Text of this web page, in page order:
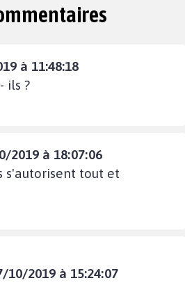
à 11:48:18
ils ?
2019 à 18:07:06
s'autorisent tout et
10/2019 à 15:24:07